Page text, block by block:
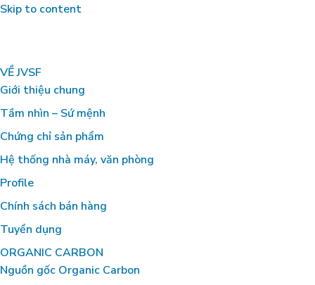
Skip to content
VỀ JVSF
Giới thiệu chung
Tầm nhìn – Sứ mệnh
Chứng chỉ sản phẩm
Hệ thống nhà máy, văn phòng
Profile
Chính sách bán hàng
Tuyển dụng
ORGANIC CARBON
Nguồn gốc Organic Carbon